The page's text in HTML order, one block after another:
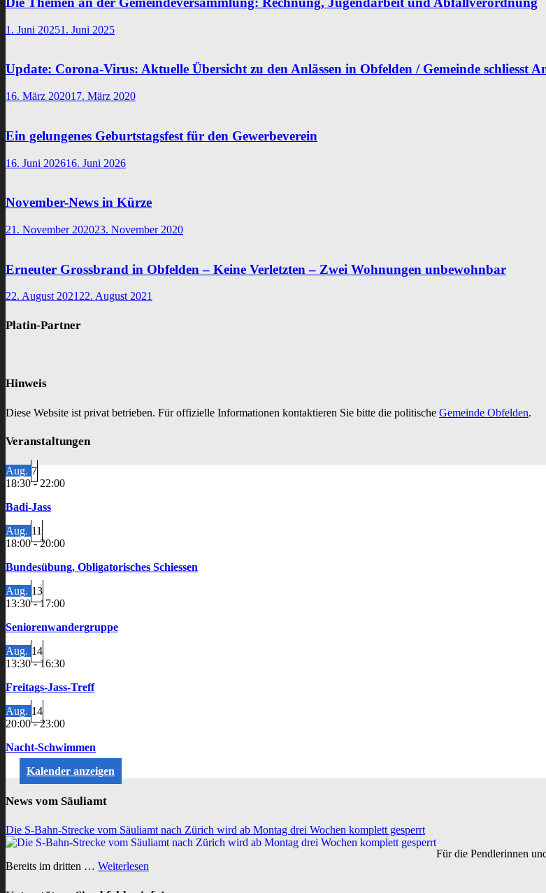
1. Juni 20251. Juni 2025
Update: Corona-Virus: Aktuelle Übersicht zu den Anlässen in Obfelden / Gemeinde schliesst
16. März 202017. März 2020
Ein gelungenes Geburtstagsfest für den Gewerbeverein
16. Juni 202616. Juni 2026
November-News in Kürze
21. November 202023. November 2020
Erneuter Grossbrand in Obfelden – Keine Verletzten – Zwei Wohnungen unbewohnbar
22. August 202122. August 2021
Platin-Partner
Hinweis
Diese Website ist privat betrieben. Für offizielle Informationen kontaktieren Sie bitte die politische Gemeinde Obfelden.
Veranstaltungen
Aug. 7
18:30- 22:00
Badi-Jass
Aug. 11
18:00-20:00
Bundesübung, Obligatorisches Schiessen
Aug. 13
13:30-17:00
Seniorenwandergruppe
Aug. 14
13:30-16:30
Freitags-Jass-Treff
Aug. 14
20:00-23:00
Nacht-Schwimmen
Kalender anzeigen
News vom Säuliamt
Die S-Bahn-Strecke vom Säuliamt nach Zürich wird ab Montag drei Wochen komplett gesperrt
Für die Pendlerinnen
Bereits im dritten … Weiterlesen